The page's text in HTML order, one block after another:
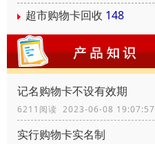
超市购物卡回收 148
记名购物卡不设有效期
6211阅读 2023-06-08 19:07:57
实行购物卡实名制